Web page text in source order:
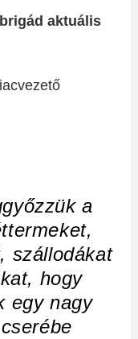
aktuális
a
szállodákat
hogy
egy nagy